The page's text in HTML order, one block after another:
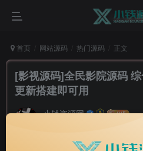
首页 网站源码 热门源码 正文
[影视源码]全民影院源码
更新搭建即可用
小钱资源网